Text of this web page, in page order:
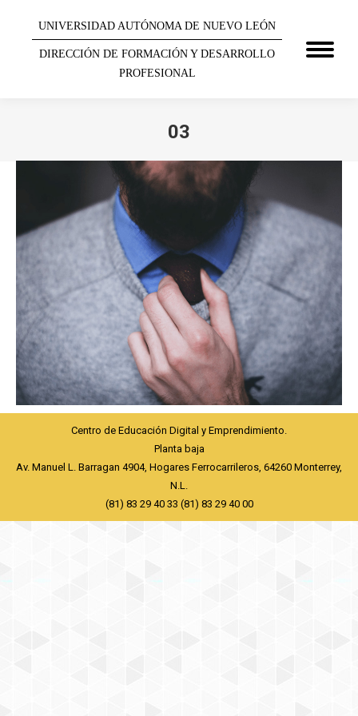
UNIVERSIDAD AUTÓNOMA DE NUEVO LEÓN
DIRECCIÓN DE FORMACIÓN Y DESARROLLO
PROFESIONAL
03
Centro de Educación Digital y Emprendimiento.
Planta baja
Av. Manuel L. Barragan 4904, Hogares Ferrocarrileros, 64260 Monterrey,
N.L.
(81) 83 29 40 33 (81) 83 29 40 00